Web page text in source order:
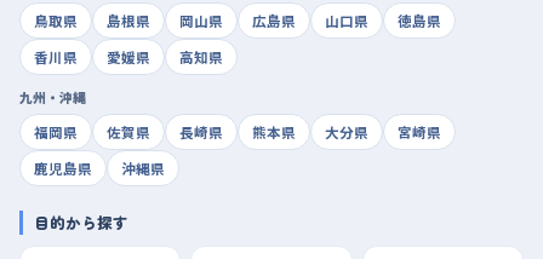
鳥取県
島根県 岡山県 広島県 山口県
徳島県
香川県
愛媛県 高知県
九州・沖縄
福岡県
佐賀県 長崎県 熊本県 大分県
宮崎県
鹿児島県
沖縄県
目的から探す